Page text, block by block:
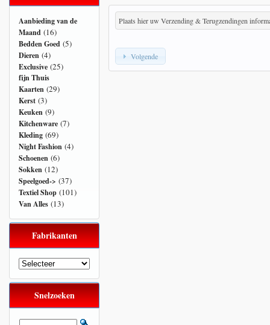
Plaats hier uw Verzending & Terugzendingen
Volgende
Aanbieding van de
Maand (16)
Bedden Goed (5)
Dieren (4)
Exclusive (25)
fijn Thuis
Kaarten (29)
Kerst (3)
Keuken (9)
Kitchenware (7)
Kleding (69)
Night Fashion (4)
Schoenen (6)
Sokken (12)
Speelgoed-> (37)
Textiel Shop (101)
Van Alles (13)
Fabrikanten
Snelzoeken